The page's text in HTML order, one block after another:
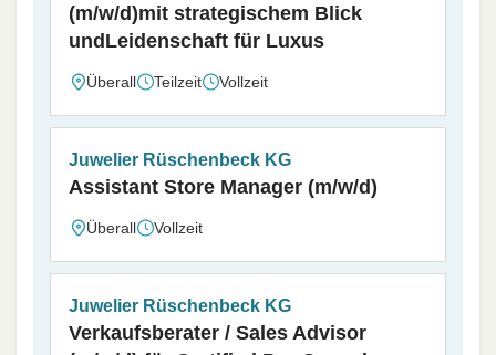
(m/w/d)mit strategischem Blick
undLeidenschaft für Luxus
Überall Teilzeit Vollzeit
Juwelier Rüschenbeck KG
Assistant Store Manager (m/w/d)
Überall Vollzeit
Juwelier Rüschenbeck KG
Verkaufsberater / Sales Advisor